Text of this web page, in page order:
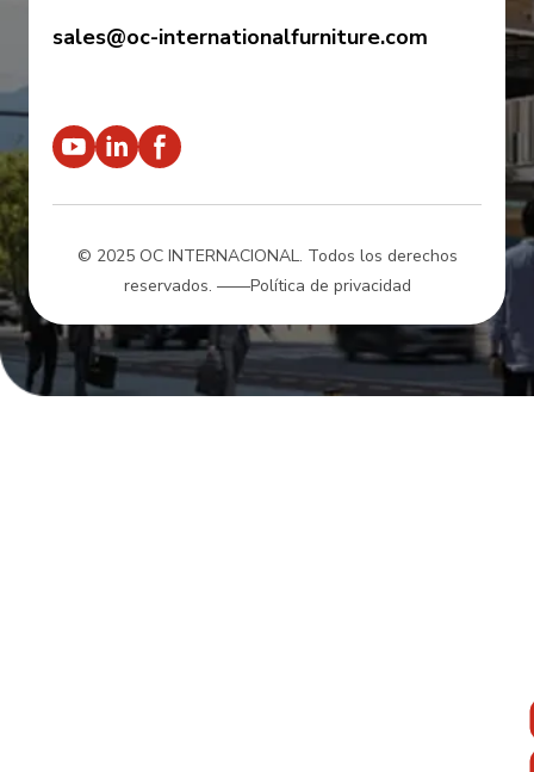
sales@oc-internationalfurniture.com
© 2025 OC INTERNACIONAL. Todos los derechos
reservados. ——Política de privacidad